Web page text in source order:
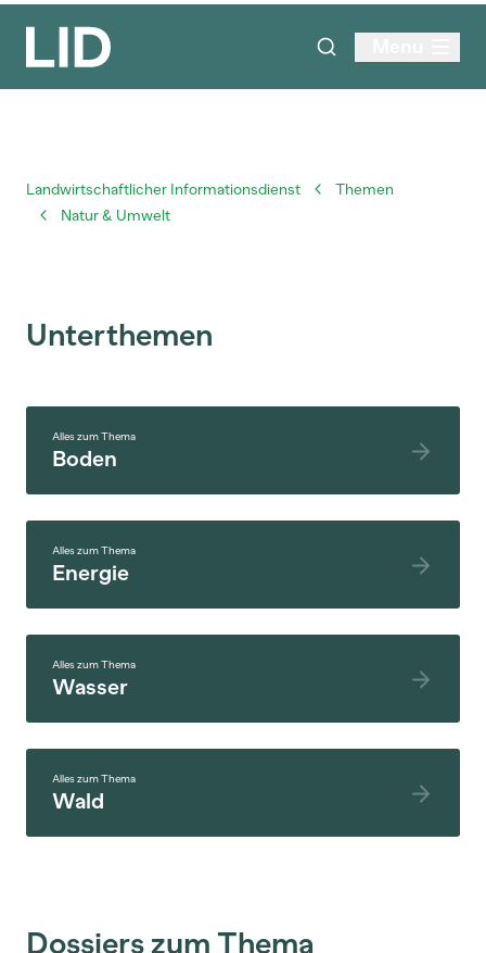
Landwirtschaftlicher Informationsdienst
Themen
Natur & Umwelt
Unterthemen
Boden
Alles zum Thema
Energie
Alles zum Thema
Wasser
Alles zum Thema
Wald
Alles zum Thema
Dossiers zum Thema